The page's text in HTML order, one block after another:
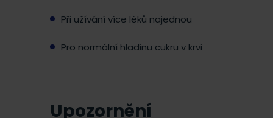
Při užívání více léků najednou
Pro normální hladinu cukru v krvi
Upozornění